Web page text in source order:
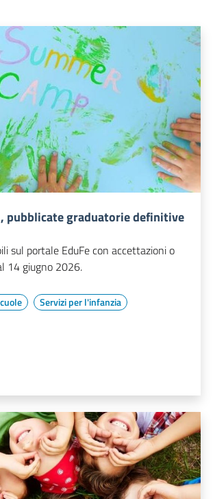
pubblicate graduatorie definitive
sul portale EduFe con accettazioni o
14 giugno 2026.
Servizi per l'infanzia